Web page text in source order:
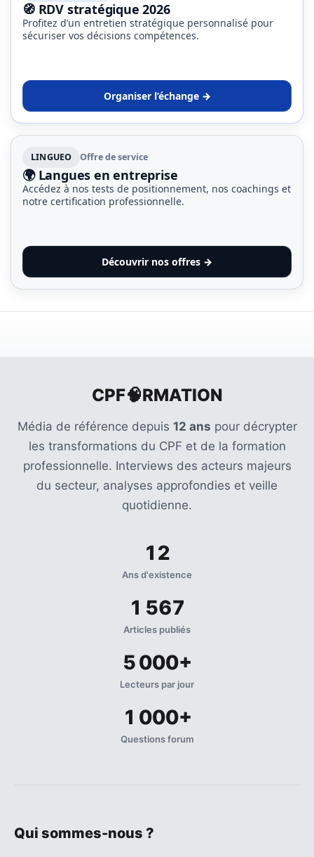
🧭 RDV stratégique 2026
Profitez d’un entretien stratégique personnalisé pour
sécuriser vos décisions compétences.
Organiser l’échange →
LINGUEO Offre de service
🌍 Langues en entreprise
Accédez à nos tests de positionnement, nos coachings et
notre certification professionnelle.
Découvrir nos offres →
CPF🧠RMATION
Média de référence depuis 12 ans pour décrypter
les transformations du CPF et de la formation
professionnelle. Interviews des acteurs majeurs
du secteur, analyses approfondies et veille
quotidienne.
12
Ans d'existence
1 567
Articles publiés
5 000+
Lecteurs par jour
1 000+
Questions forum
Qui sommes-nous ?